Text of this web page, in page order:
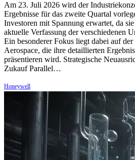
Am 23. Juli 2026 wird der
Ergebnisse für das zweite Quartal
Investoren mit Spannung erwartet, da
aktuelle Verfassung der verschiedenen
Ein besonderer Fokus liegt dabei auf
Aerospace, die ihre detaillierten
präsentieren wird. Strategische
Zukauf Parallel…
Honeywell